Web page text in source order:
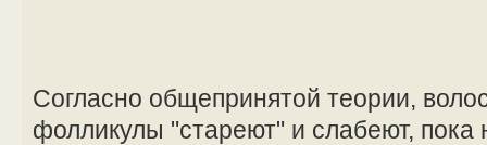
Согласно общепринятой теории,
фолликулы "стареют" и слабеют, пока